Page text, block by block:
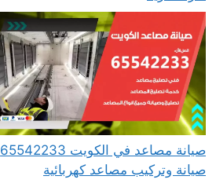
صيانة مصاعد في الكويت 65542233
صيانة وتركيب مصاعد كهربائية